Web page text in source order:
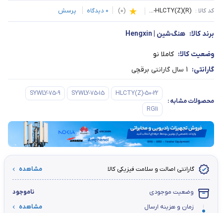
کد کالا : HLCTY(Z)(R)-...
(
0
)
0 دیدگاه پرسش
برند کالا: هنگ‌شین | Hengxin
وضعیت کالا: کاملا نو
گارانتی: 1 سال گارانتی برقچی
محصولات مشابه:
HLCTY(Z)-50-22
SYWLY-75-15
SYWLY-75-9
RG11
گارانتی اصالت و سلامت فیزیکی کالا مشاهده
وضعیت موجودی
ناموجود
زمان و هزینه ارسال
مشاهده